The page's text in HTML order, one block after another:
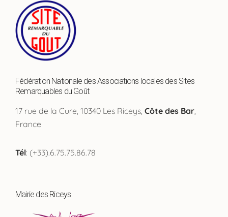
Fédération Nationale des Associations locales des Sites
Remarquables du Goût
17 rue de la Cure, 10340 Les Riceys, Côte des Bar,
France
Tél: (+33).6.75.75.86.78
Mairie des Riceys